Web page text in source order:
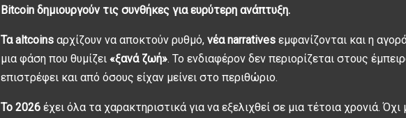
Bitcoin δημιουργούν τις συνθήκες για ευρύτερη ανάπτυξη.
Τα altcoins αρχίζουν να αποκτούν ρυθμό, νέα narratives εμφανίζονται και η
μια φάση που θυμίζει «ξανά ζωή». Το ενδιαφέρον δεν περιορίζεται στους
επιστρέφει και από όσους είχαν μείνει στο περιθώριο.
Το 2026 έχει όλα τα χαρακτηριστικά για να εξελιχθεί σε μια τέτοια χρονιά. Όχι